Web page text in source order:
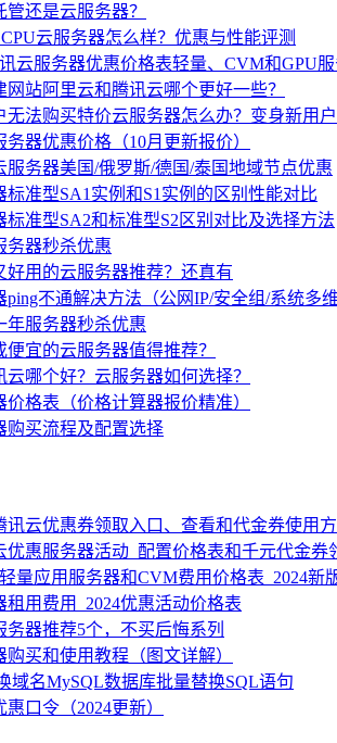
还是云服务器？
云服务器怎么样？优惠与性能评测
云服务器优惠价格表轻量、CVM和GPU
网站阿里云和腾讯云哪个更好一些？
无法购买特价云服务器怎么办？变身新用户
务器优惠价格（10月更新报价）
服务器美国/俄罗斯/德国/泰国地域节点优惠
标准型SA1实例和S1实例的区别性能对比
标准型SA2和标准型S2区别对比及选择方法
务器秒杀优惠
好用的云服务器推荐？还真有
ping不通解决方法（公网IP/安全组/系统多维
年服务器秒杀优惠
宜的云服务器值得推荐？
云哪个好？云服务器如何选择？
价格表（价格计算器报价精准）
购买流程及配置选择
讯云优惠券领取入口、查看和代金券使用
优惠服务器活动_配置价格表和千元代金券
量应用服务器和CVM费用价格表_2024新
租用费用_2024优惠活动价格表
务器推荐5个，不买后悔系列
购买和使用教程（图文详解）
域名MySQL数据库批量替换SQL语句
口令（2024更新）